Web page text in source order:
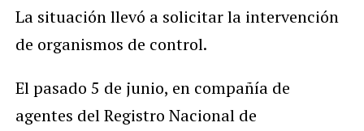
La situación llevó a solicitar la intervención
de organismos de control.
El pasado 5 de junio, en compañía de
agentes del Registro Nacional de